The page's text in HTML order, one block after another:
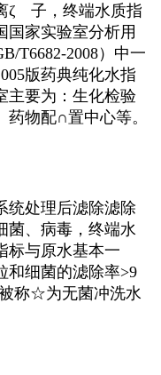
ζ 子，终端水质指
国家实验室分析用
T6682-2008）中一
版药典纯化水指
主要为：生化检验
药物配∩置中心等。
统处理后滤除滤除
菌、病毒，终端水
标与原水基本一
和细菌的滤除率>9
称☆为无菌冲洗水